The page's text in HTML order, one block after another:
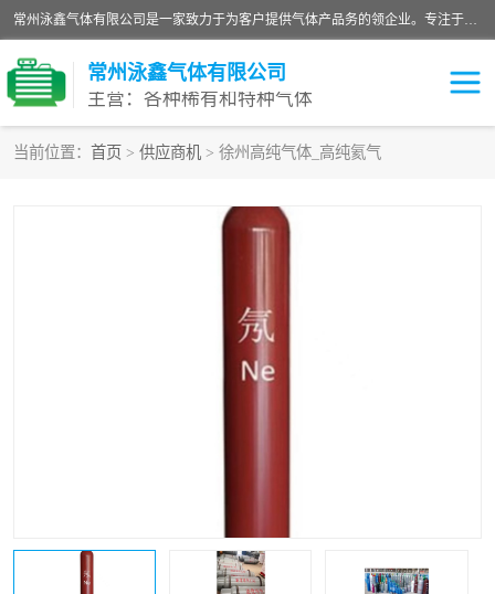
常州泳鑫气体有限公司是一家致力于为客户提供气体产品务的领企业。专注于环氧乙烷剂、环氧乙烷、高纯气体以及稀有和特种气体的研发、生产、销售和配送，产品广泛应用于医疗、电子、科研、化工、食品等多个领域。主要产品有：环氧乙烷灭菌剂，环氧乙烷，高纯氩，氮，氪，氙，氖，氘，笑，氦，氢，氧等各种稀有和特种气体。
常州泳鑫气体有限公司
主营：各种稀有和特种气体
当前位置： 首页 > 供应商机 > 徐州高纯气体_高纯氦气